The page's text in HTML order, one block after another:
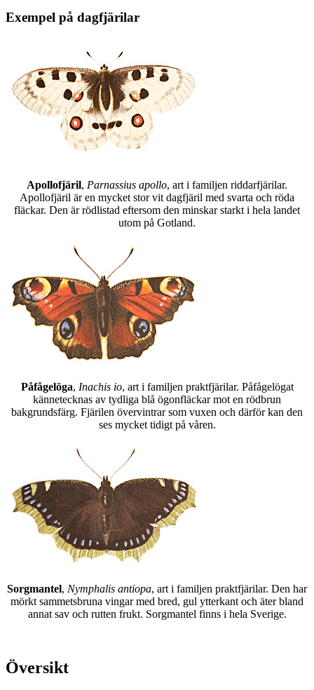
Exempel på dagfjärilar
Apollofjäril, Parnassius apollo, art i familjen riddarfjärilar.
Apollofjäril är en mycket stor vit dagfjäril med svarta och röda
fläckar. Den är rödlistad eftersom den minskar starkt i hela landet
utom på Gotland.
Påfågelöga, Inachis io, art i familjen praktfjärilar. Påfågelögat
kännetecknas av tydliga blå ögonfläckar mot en rödbrun
bakgrundsfärg. Fjärilen övervintrar som vuxen och därför kan den
ses mycket tidigt på våren.
Sorgmantel, Nymphalis antiopa, art i familjen praktfjärilar. Den har
mörkt sammetsbruna vingar med bred, gul ytterkant och äter bland
annat sav och rutten frukt. Sorgmantel finns i hela Sverige.
Översikt